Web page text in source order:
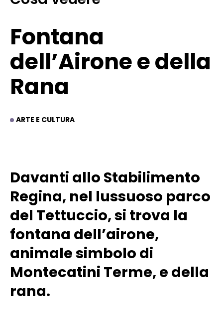
Fontana
dell’Airone e della
Rana
ARTE E CULTURA
Davanti allo Stabilimento
Regina, nel lussuoso parco
del Tettuccio, si trova la
fontana dell’airone,
animale simbolo di
Montecatini Terme, e della
rana.